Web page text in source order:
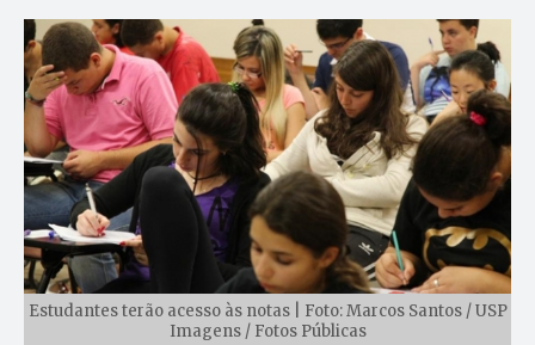
Estudantes terão acesso às notas | Foto: Marcos Santos / USP
Imagens / Fotos Públicas